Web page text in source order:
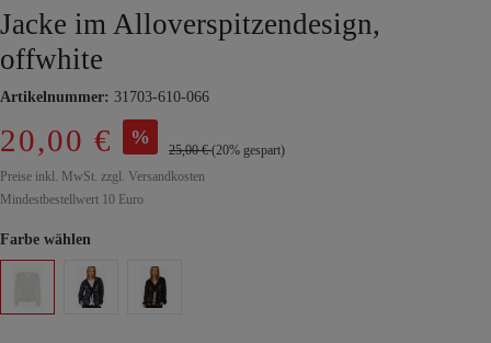
Jacke im Alloverspitzendesign,
offwhite
Artikelnummer: 31703-610-066
20,00 € %
25,00 €(20% gespart)
Preise inkl. MwSt. zzgl. Versandkosten
Mindestbestellwert 10 Euro
Farbe wählen